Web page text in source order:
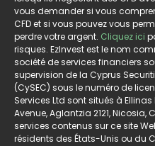
vous demander si vous
CFD et si vous pouvez vous
perdre votre argent. Cliquez ici
risques. EzInvest est le nom
société de services financiers
supervision de la Cyprus
(CySEC) sous le numéro de
Services Ltd sont situés à
Avenue, Aglantzia 2121, Nicosia,
services contenus sur ce site
résidents des États-Unis ou du